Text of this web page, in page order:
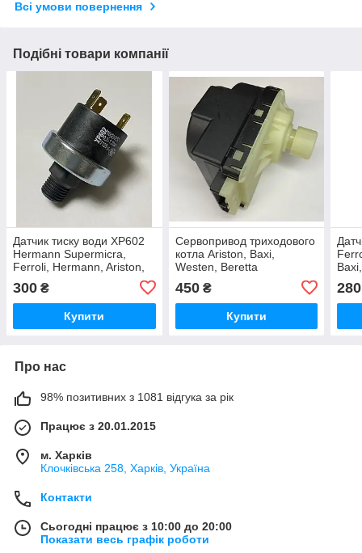
Всі умови повернення
Подібні товари компанії
Датчик тиску води XP602
Hermann Supermicra,
Ferroli, Hermann, Ariston,
300 ₴
Купити
Сервопривод триходового
котла Ariston, Baxi,
Westen, Beretta
450₴
Купити
280
Про нас
98% позитивних з 1081 відгука за рік
Працює з 20.01.2015
м. Харків
Клочкiвська 258, Харків, Україна
Контакти
Сьогодні працює з 10:00 до 20:00
Показати весь графік роботи